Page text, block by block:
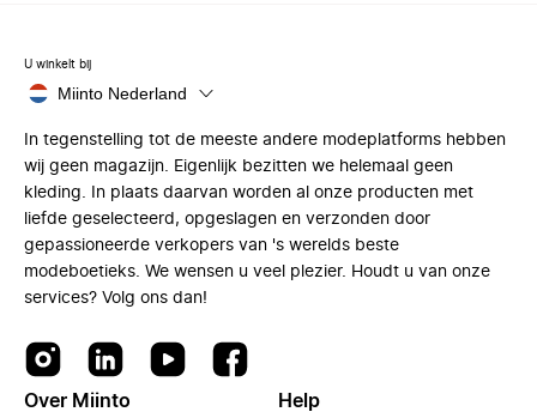
U winkelt bij
Miinto Nederland
In tegenstelling tot de meeste andere modeplatforms hebben
wij geen magazijn. Eigenlijk bezitten we helemaal geen
kleding. In plaats daarvan worden al onze producten met
liefde geselecteerd, opgeslagen en verzonden door
gepassioneerde verkopers van 's werelds beste
modeboetieks. We wensen u veel plezier. Houdt u van onze
services? Volg ons dan!
Over Miinto Help